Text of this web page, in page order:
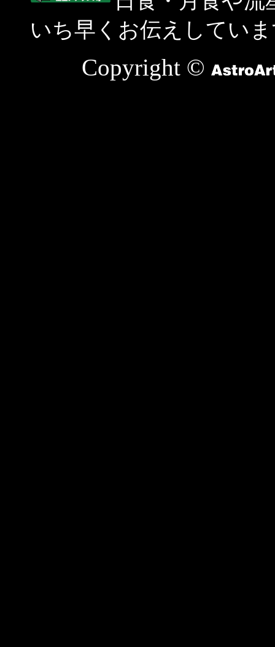
いち早くお伝えしてい
Copyright ©